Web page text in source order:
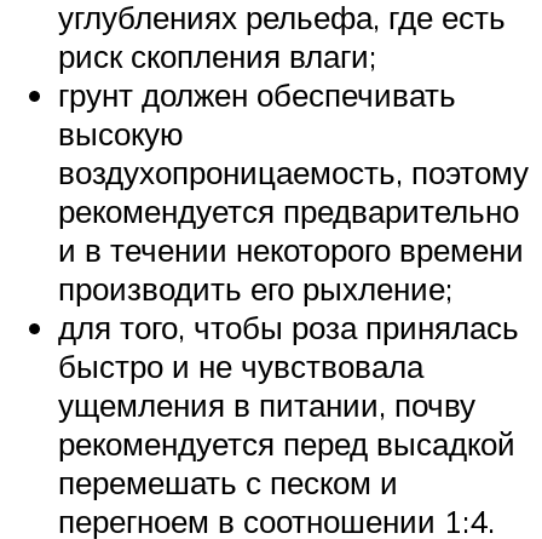
углублениях рельефа, где есть
риск скопления влаги;
грунт должен обеспечивать
высокую
воздухопроницаемость, поэтому
рекомендуется предварительно
и в течении некоторого времени
производить его рыхление;
для того, чтобы роза принялась
быстро и не чувствовала
ущемления в питании, почву
рекомендуется перед высадкой
перемешать с песком и
перегноем в соотношении 1:4.